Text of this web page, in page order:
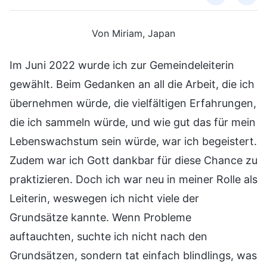
Von Miriam, Japan
Im Juni 2022 wurde ich zur Gemeindeleiterin
gewählt. Beim Gedanken an all die Arbeit, die ich
übernehmen würde, die vielfältigen Erfahrungen,
die ich sammeln würde, und wie gut das für mein
Lebenswachstum sein würde, war ich begeistert.
Zudem war ich Gott dankbar für diese Chance zu
praktizieren. Doch ich war neu in meiner Rolle als
Leiterin, weswegen ich nicht viele der
Grundsätze kannte. Wenn Probleme
auftauchten, suchte ich nicht nach den
Grundsätzen, sondern tat einfach blindlings, was